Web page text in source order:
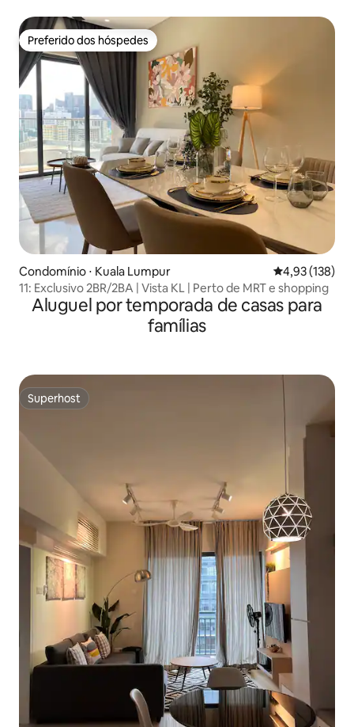
Preferido dos hóspedes
Preferido dos hóspedes
Condomínio ⋅ Kuala Lumpur 4,93 de uma
4,93 (138)
11: Exclusivo 2BR/2BA | Vista KL | Perto de MRT e shopping
Aluguel por temporada de casas para
famílias
Superhost
Superhost